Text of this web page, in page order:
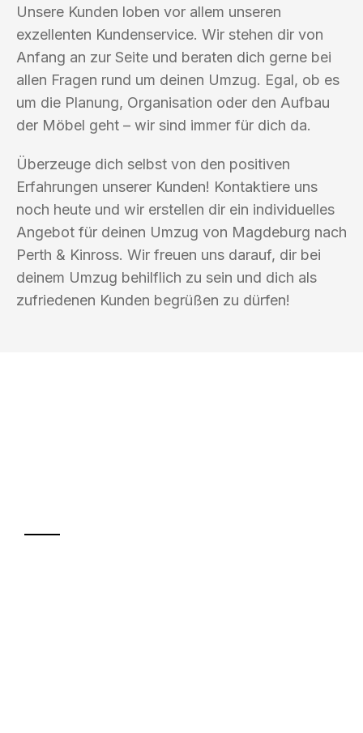
Unsere Kunden loben vor allem unseren
exzellenten Kundenservice. Wir stehen dir von
Anfang an zur Seite und beraten dich gerne bei
allen Fragen rund um deinen Umzug. Egal, ob es
um die Planung, Organisation oder den Aufbau
der Möbel geht – wir sind immer für dich da.
Überzeuge dich selbst von den positiven
Erfahrungen unserer Kunden! Kontaktiere uns
noch heute und wir erstellen dir ein individuelles
Angebot für deinen Umzug von Magdeburg nach
Perth & Kinross. Wir freuen uns darauf, dir bei
deinem Umzug behilflich zu sein und dich als
zufriedenen Kunden begrüßen zu dürfen!